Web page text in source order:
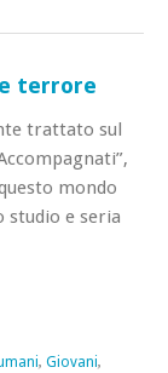
terrore
trattato sul
mondo
studio e seria
, Giovani,